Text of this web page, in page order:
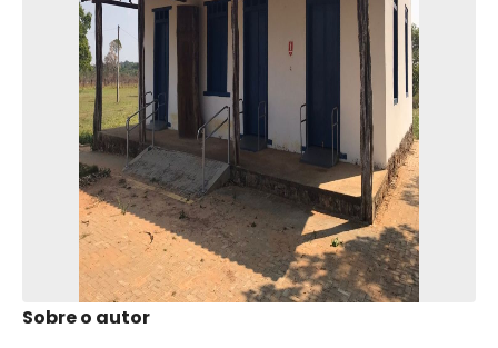
Sobre o autor